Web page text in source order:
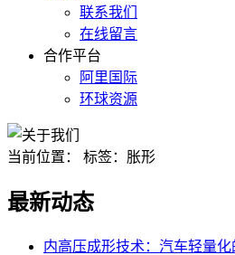
联系我们
在线留言
合作平台
阿里国际
环球资源
当前位置： 标签：胀形
最新动态
内高压成形技术：汽车轻量